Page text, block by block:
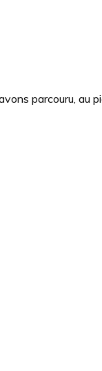
parcouru, au